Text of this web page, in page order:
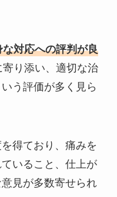
対応への評判が良
り添い、適切な治
う評価が多く見ら
得ており、痛みを
いること、仕上が
見が多数寄せられ